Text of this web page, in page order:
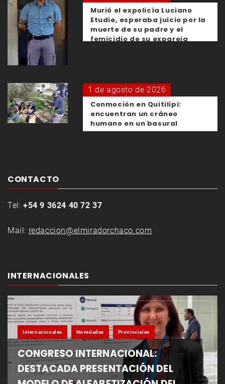
Murió el expolicía Luciano
Etudie, esperaba juicio por la
muerte de su padre y el
femicidio de su expareja
1 de agosto de 2026
Conmoción en Quitilipi:
encuentran un cráneo
humano en un basural
CONTACTO
Tel: +54 9 3624 40 72 37
Mail: redaccion@elmiradorchaco.com
INTERNACIONALES
Internacionales Novedades Provinciales
CONGRESO INTERNACIONAL:
DESTACADA PRESENTACIÓN DEL